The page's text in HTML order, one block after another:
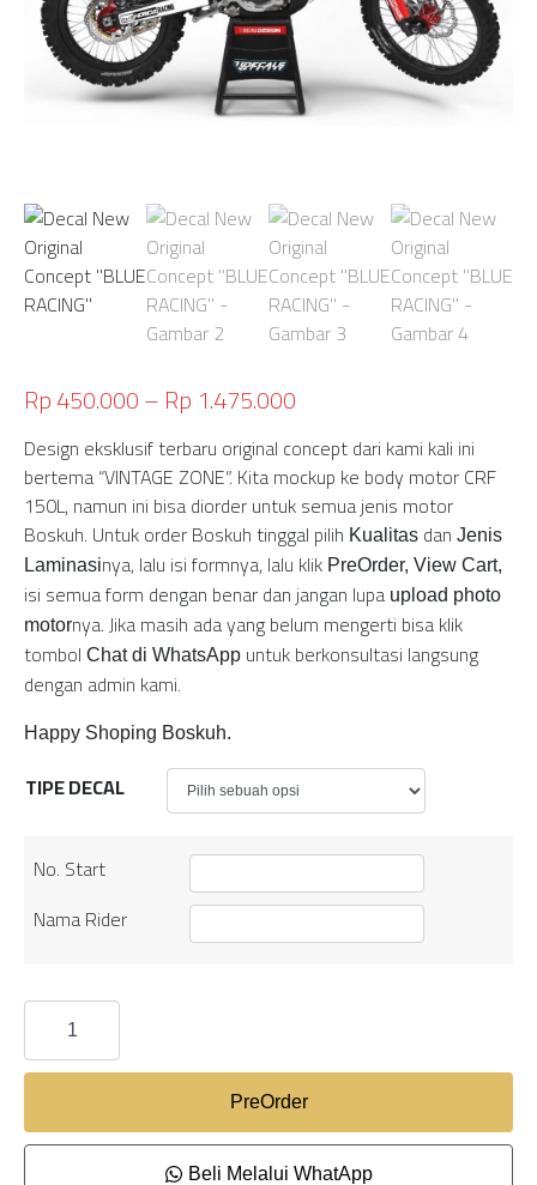
Rp450.000–Rp 1.475.000
Design eksklusif terbaru original concept dari kami kali ini
bertema “VINTAGE ZONE”. Kita mockup ke body motor CRF
150L, namun ini bisa diorder untuk semua jenis motor
Boskuh. Untuk order Boskuh tinggal pilih Kualitas dan Jenis
Laminasinya, lalu isi formnya, lalu klik PreOrder, View Cart,
isi semua form dengan benar dan jangan lupa upload photo
motornya. Jika masih ada yang belum mengerti bisa klik
tombol Chat di WhatsApp untuk berkonsultasi langsung
dengan admin kami.
Happy Shoping Boskuh.
TIPE DECAL
No. Start
Nama Rider
PreOrder
Beli Melalui WhatApp